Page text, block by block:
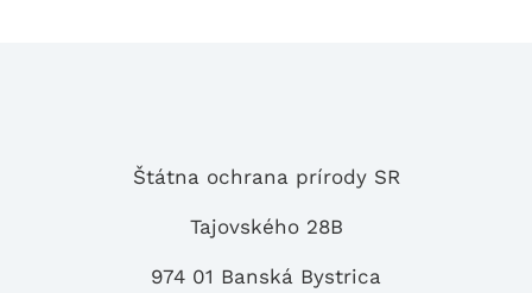
Štátna ochrana prírody SR
Tajovského 28B
974 01 Banská Bystrica